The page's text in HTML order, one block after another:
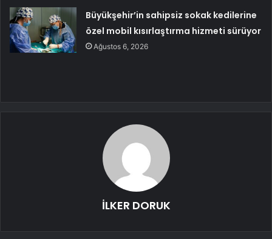
Büyükşehir’in sahipsiz sokak kedilerine
özel mobil kısırlaştırma hizmeti sürüyor
Ağustos 6, 2026
İLKER DORUK